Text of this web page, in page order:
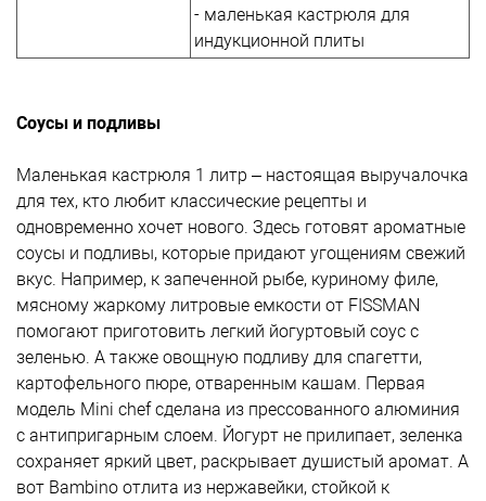
- маленькая кастрюля для
индукционной плиты
Соусы и подливы
Маленькая кастрюля 1 литр – настоящая выручалочка
для тех, кто любит классические рецепты и
одновременно хочет нового. Здесь готовят ароматные
соусы и подливы, которые придают угощениям свежий
вкус. Например, к запеченной рыбе, куриному филе,
мясному жаркому литровые емкости от FISSMAN
помогают приготовить легкий йогуртовый соус с
зеленью. А также овощную подливу для спагетти,
картофельного пюре, отваренным кашам. Первая
модель Mini chef сделана из прессованного алюминия
с антипригарным слоем. Йогурт не прилипает, зеленка
сохраняет яркий цвет, раскрывает душистый аромат. А
вот Bambino отлита из нержавейки, стойкой к